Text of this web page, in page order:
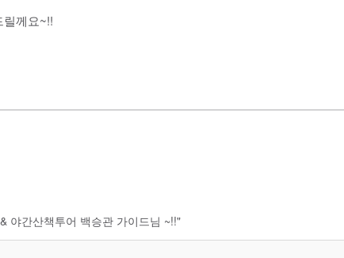
께요~!!
야간산책투어 백승관 가이드님 ~!!"